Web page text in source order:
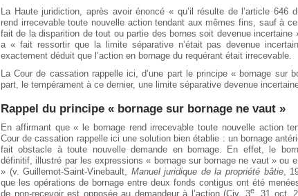
La Haute juridiction, après avoir énoncé « qu’il résulte de l’article 646
rend irrecevable toute nouvelle action tendant aux mêmes fins, sauf à
fait de la disparition de tout ou partie des bornes soit devenue incertaine
a « fait ressortir que la limite séparative n’était pas devenue
exactement déduit que l’action en bornage du requérant était irrecevable.
La Cour de cassation rappelle ici, d’une part le principe « bornage sur
part, le tempérament à ce dernier, une limite séparative devenue
Rappel du principe « bornage sur bornage ne vaut »
En affirmant que « le bornage rend irrecevable toute nouvelle action
Cour de cassation rappelle ici une solution bien établie : un bornage
fait obstacle à toute nouvelle demande en bornage. En effet, le
définitif, illustré par les expressions « bornage sur bornage ne vaut » ou
» (v. Guillemot-Saint-Vinebault, Manuel juridique de la propriété bâtie,
que les opérations de bornage entre deux fonds contigus ont été
de non-recevoir est opposée au demandeur à l’action (Civ. 3e, 31 oct.